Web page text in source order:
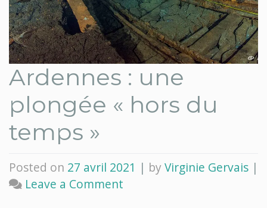
Ardennes : une
plongée « hors du
temps »
Posted on 27 avril 2021 | byVirginie Gervais |
Leave a Comment